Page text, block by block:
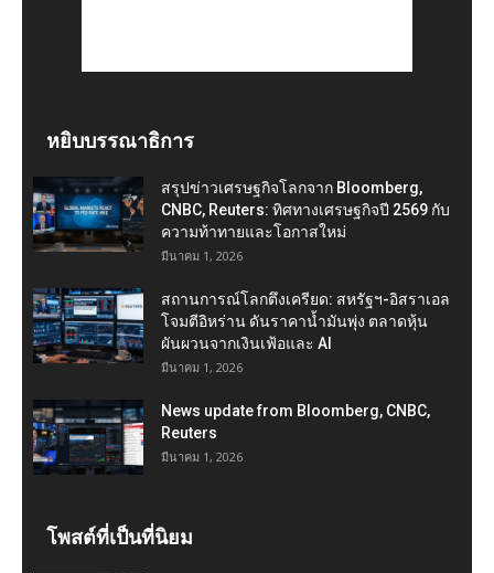
หยิบบรรณาธิการ
สรุปข่าวเศรษฐกิจโลกจาก Bloomberg,
CNBC, Reuters: ทิศทางเศรษฐกิจปี 2569 กับ
ความท้าทายและโอกาสใหม่
มีนาคม 1, 2026
สถานการณ์โลกตึงเครียด: สหรัฐฯ-อิสราเอล
โจมตีอิหร่าน ดันราคาน้ำมันพุ่ง ตลาดหุ้น
ผันผวนจากเงินเฟ้อและ AI
มีนาคม 1, 2026
News update from Bloomberg, CNBC,
Reuters
มีนาคม 1, 2026
โพสต์ที่เป็นที่นิยม